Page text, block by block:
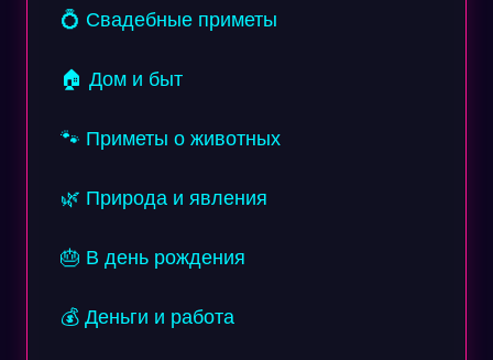
💍 Свадебные приметы
🏠 Дом и быт
🐾 Приметы о животных
🌿 Природа и явления
🎂 В день рождения
💰 Деньги и работа